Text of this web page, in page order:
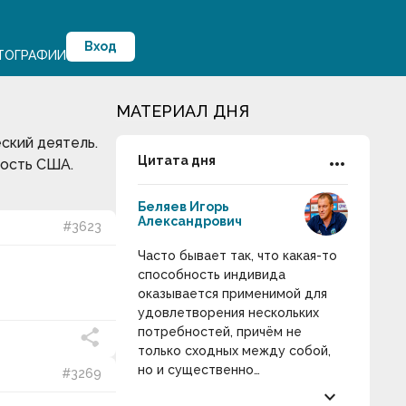
Вход
деятель.
США.
#3623
#3269
МАТЕРИАЛ ДНЯ
Цитата дня more_horiz
Беляев Игорь
Александрович
Часто бывает так, что какая-то
способность индивида
оказывается применимой для
удовлетворения нескольких
потребностей, причём не
только сходных между собой,
но и существенно
keyboard_arrow_down